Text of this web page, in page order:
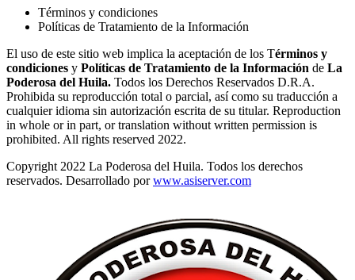
Términos y condiciones
Políticas de Tratamiento de la Información
El uso de este sitio web implica la aceptación de los Términos y
condiciones y Políticas de Tratamiento de la Información de La
Poderosa del Huila. Todos los Derechos Reservados D.R.A.
Prohibida su reproducción total o parcial, así como su traducción a
cualquier idioma sin autorización escrita de su titular. Reproduction
in whole or in part, or translation without written permission is
prohibited. All rights reserved 2022.
Copyright 2022 La Poderosa del Huila. Todos los derechos
reservados. Desarrollado porwww.asiserver.com